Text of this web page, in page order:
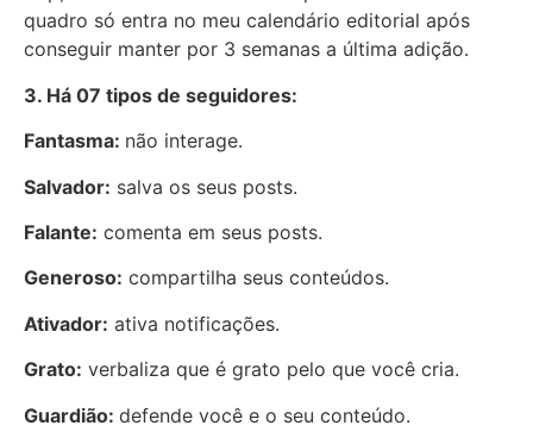
quadro só entra no meu calendário editorial após
conseguir manter por 3 semanas a última adição.
3. Há 07 tipos de seguidores:
Fantasma: não interage.
Salvador: salva os seus posts.
Falante: comenta em seus posts.
Generoso: compartilha seus conteúdos.
Ativador: ativa notificações.
Grato: verbaliza que é grato pelo que você cria.
Guardião: defende você e o seu conteúdo.